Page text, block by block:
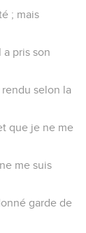
; mais
a pris son
selon la
que je ne me
me suis
garde de